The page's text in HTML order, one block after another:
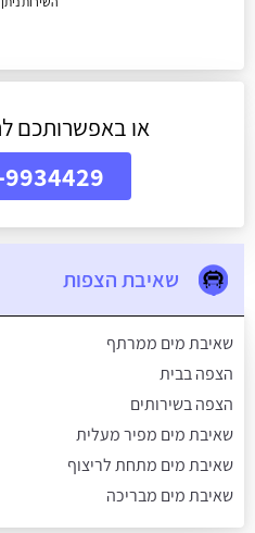
או באפשרותכם
שאיבת הצפות
שאיבת מים ממרתף
הצפה בבית
הצפה בשירותים
שאיבת מים מפיר מעלית
שאיבת מים מתחת לריצוף
שאיבת מים מבריכה